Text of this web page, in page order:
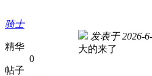
骑士
精华
0
帖子
发表于 2026-
大的来了